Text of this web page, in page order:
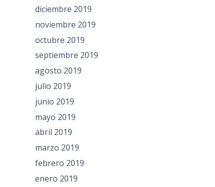
diciembre 2019
noviembre 2019
octubre 2019
septiembre 2019
agosto 2019
julio 2019
junio 2019
mayo 2019
abril 2019
marzo 2019
febrero 2019
enero 2019